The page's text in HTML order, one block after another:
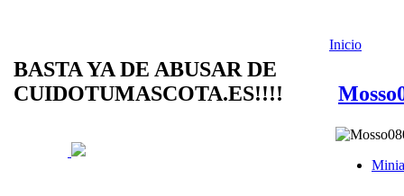
BASTA YA DE ABUSAR DE
CUIDOTUMASCOTA.ES!!!!
Inicio